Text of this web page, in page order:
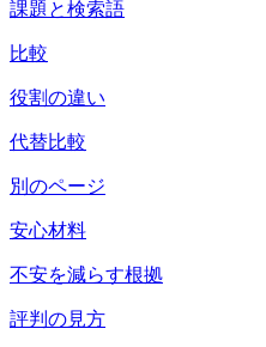
課題と検索語
比較
役割の違い
代替比較
別のページ
安心材料
不安を減らす根拠
評判の見方